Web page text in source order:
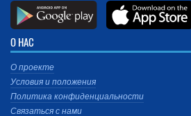
О НАС
О проекте
Условия и положения
Политика конфиденциальности
Связаться с нами